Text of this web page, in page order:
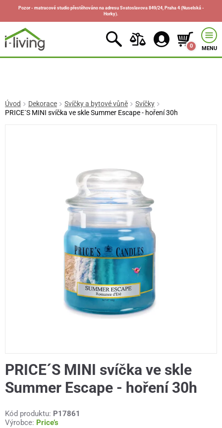
Pozor - matracové studio přestěhováno na adresu Svatoslavova 849/24, Praha 4 (Nuselská -
Horky).
0 MENU
Úvod Dekorace Svíčky a bytové vůně
Svíčky
PRICE´S MINI svíčka ve skle Summer Escape - hoření 30h
PRICE´S MINI svíčka ve skle
Summer Escape - hoření 30h
Kód produktu: P17861
Výrobce: Price’s